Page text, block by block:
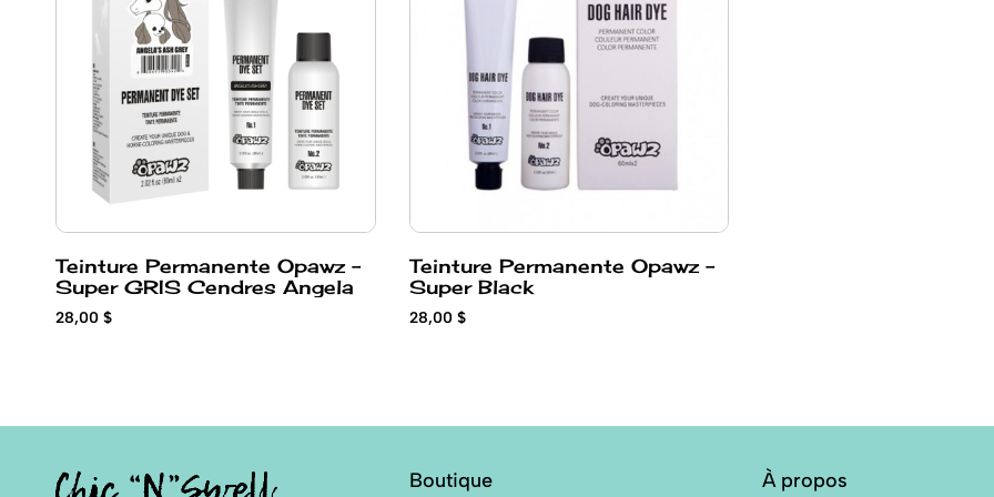
Teinture Permanente Opawz -
Super GRIS Cendres Angela
28,00 $
Teinture Permanente Opawz -
Super Black
28,00 $
Boutique À propos